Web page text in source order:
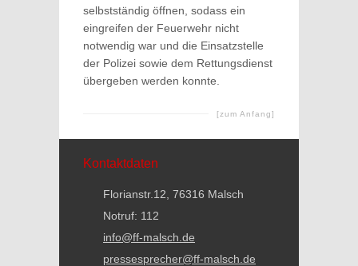
selbstständig öffnen, sodass ein
eingreifen der Feuerwehr nicht
notwendig war und die Einsatzstelle
der Polizei sowie dem Rettungsdienst
übergeben werden konnte.
[zum Anfang]
Kontaktdaten
Florianstr.12, 76316 Malsch
Notruf: 112
info@ff-malsch.de
pressesprecher@ff-malsch.de